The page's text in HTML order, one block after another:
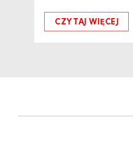
CZYTAJ WIĘCEJ